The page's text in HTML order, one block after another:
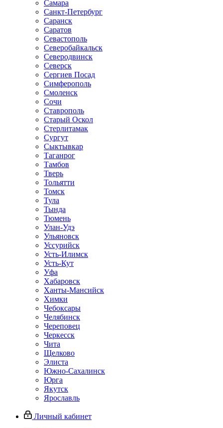
Самара
Санкт-Петербург
Саранск
Саратов
Севастополь
Северобайкальск
Северодвинск
Северск
Сергиев Посад
Симферополь
Смоленск
Сочи
Ставрополь
Старый Оскол
Стерлитамак
Сургут
Сыктывкар
Таганрог
Тамбов
Тверь
Тольятти
Томск
Тула
Тында
Тюмень
Улан-Удэ
Ульяновск
Уссурийск
Усть-Илимск
Усть-Кут
Уфа
Хабаровск
Ханты-Мансийск
Химки
Чебоксары
Челябинск
Череповец
Черкесск
Чита
Щелково
Элиста
Южно-Сахалинск
Юрга
Якутск
Ярославль
Личный кабинет